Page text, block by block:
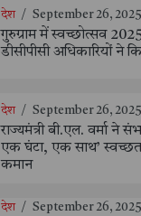
देश / September 26, 2025
गुरुग्राम में स्वच्छोत्सव
डीसीपीसी अधिकारियों ने
देश / September 26, 2025
राज्यमंत्री बी.एल. वर्मा ने
एक घंटा, एक साथ’
कमान
देश / September 26, 2025